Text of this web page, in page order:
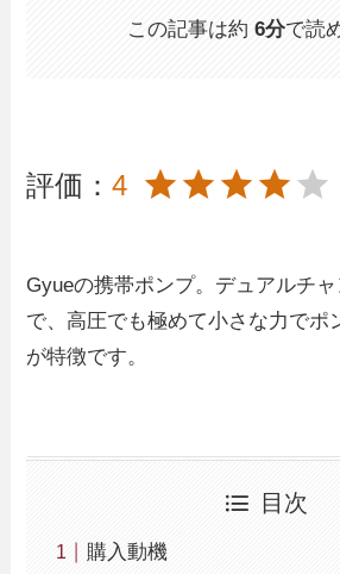
この記事は約 6分で読
評価：4
Gyueの携帯ポンプ。デュアルチ
で、高圧でも極めて小さな力でポ
が特徴です。
目次
購入動機